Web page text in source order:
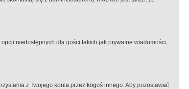
niedostępnych dla gości takich jak prywatne wiadomości,
z Twojego konta przez kogoś innego. Aby pozostawać